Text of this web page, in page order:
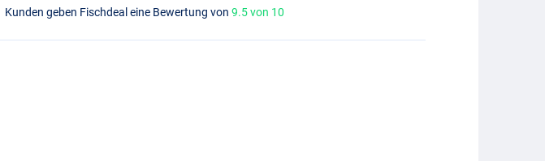
Kunden geben Fischdeal eine Bewertung von9.5 von 10